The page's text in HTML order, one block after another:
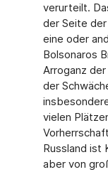
verurteilt.
der Seite
eine oder
Bolsonaros
Arroganz
der
vielen
Russland ist
aber von